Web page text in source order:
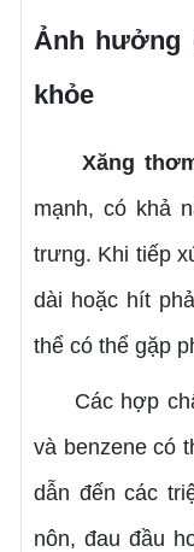
Ảnh hưởng
khỏe
Xăng
mạnh, có khả
trưng. Khi tiếp
dài hoặc hít
thể có thể gặp
Các hợp
và benzene có
dẫn đến các
nôn, đau đầu